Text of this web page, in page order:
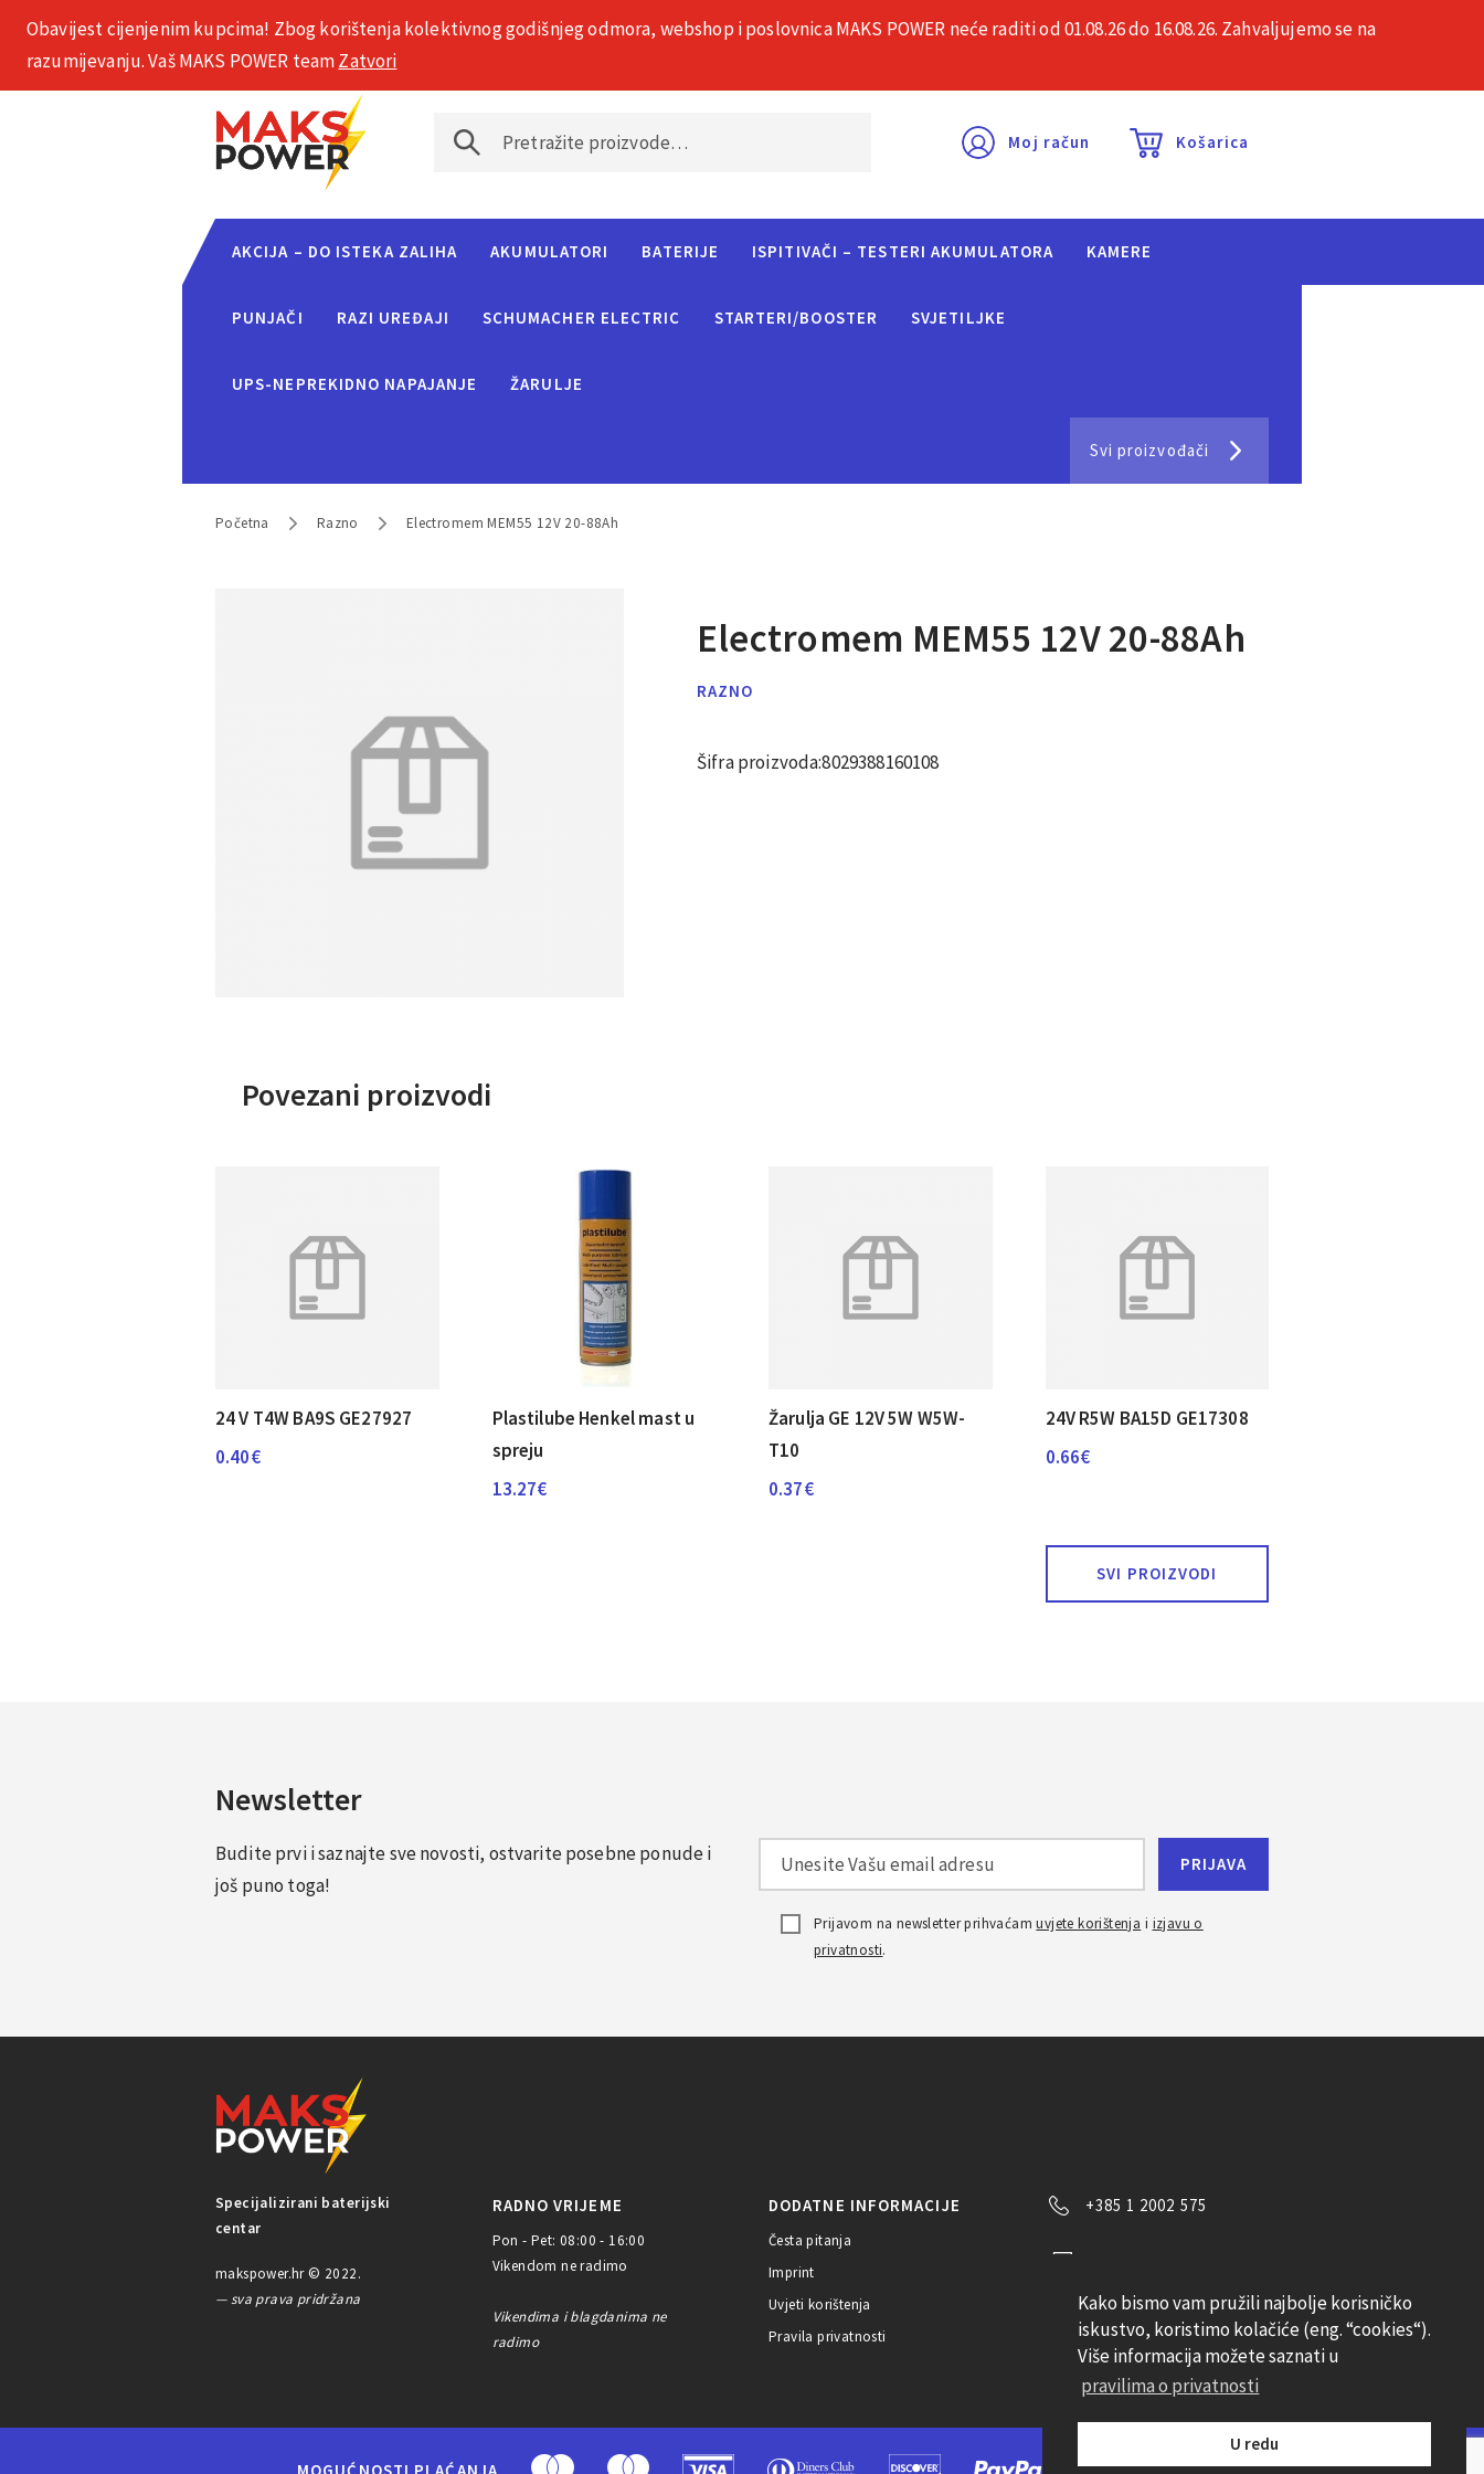
Kako bismo vam pružili najbolje korisničko
iskustvo, koristimo kolačiće (eng. “cookies“).
Više informacija možete saznati u
pravilima o privatnosti
U redu
+385 1 2002 575 O nama Česta pitanja Kontakt
Moj račun Košarica
AKCIJA – DO ISTEKA ZALIHA AKUMULATORI BATERIJE ISPITIVAČI – TESTERI AKUMULATORA KAMERE
PUNJAČI RAZI UREĐAJI SCHUMACHER ELECTRIC STARTERI/BOOSTER SVJETILJKE
UPS-NEPREKIDNO NAPAJANJE ŽARULJE
Svi proizvođači
Početna Razno Electromem MEM55 12V 20-88Ah
Electromem MEM55 12V 20-88Ah
RAZNO
Šifra proizvoda:8029388160108
Povezani proizvodi
24 V T4W BA9S GE27927
0.40€
Plastilube Henkel mast u
spreju
13.27€
Žarulja GE 12V 5W W5W-
T10
0.37€
24V R5W BA15D GE17308
0.66€
SVI PROIZVODI
Newsletter
Budite prvi i saznajte sve novosti, ostvarite posebne ponude i
još puno toga!
Prijavom na newsletter prihvaćamuvjete korištenja i izjavu o
privatnosti.
Specijalizirani baterijski
centar
makspower.hr © 2022.
— sva prava pridržana
RADNO VRIJEME
Pon - Pet: 08:00 - 16:00
Vikendom ne radimo
Vikendima i blagdanima ne
radimo
DODATNE INFORMACIJE
Česta pitanja
Imprint
Uvjeti korištenja
Pravila privatnosti
+385 1 2002 575
Pratite nas
Obavijest cijenjenim kupcima! Zbog korištenja kolektivnog godišnjeg odmora, webshop i poslovnica MAKS POWER neće raditi od 01.08.26 do 16.08.26. Zahvaljujemo se na
razumijevanju. Vaš MAKS POWER teamZatvori